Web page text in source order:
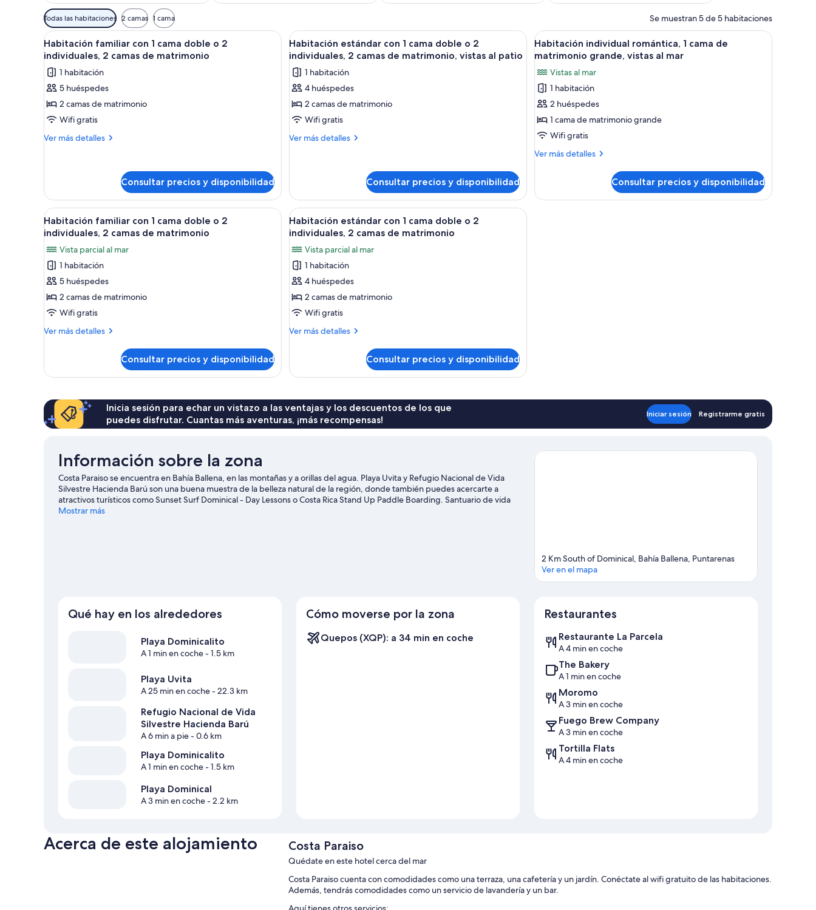
Filtros
disponibles
para
las
habitaciones
Todas las habitaciones 2 camas 1 cama Se muestran 5 de 5 habitaciones
Abrir
todas
las
fotos
de
Habitación
familiar
con
o
individuales,
2
camas
de
matrimonio
Habitación familiar con 1 cama doble o 2 individuales, 2 camas de matrimonio | Caja fuerte, camas supletorias, wifi gratis y decoración individual
1
Habitación familiar con 1 cama doble o 2
individuales, 2 camas de matrimonio
1 habitación
5 huéspedes
2 camas de matrimonio
Wifi gratis
Ver más detalles
Más
con
cama
doble
o
2
individuales,
2
camas
matrimonio
Consultar precios y disponibilidad
Abrir
todas
las
fotos
de
Habitación
estándar
con
o
individuales,
2
camas
de
matrimonio,
vistas
al
patio
Habitación estándar con 1 cama doble o 2 individuales, 2 camas de matrimonio, vistas al patio | Caja fuerte,
1
Habitación estándar con 1 cama doble o 2
individuales, 2 camas de matrimonio, vistas al patio
1 habitación
4 huéspedes
2 camas de matrimonio
Wifi gratis
Ver más detalles
Más
con
cama
doble
o
2
individuales,
2
camas
matrimonio,
vistas
patio
Consultar precios y disponibilidad
Abrir
todas
fotos
de
Habitación
individual
romántica,
1
matrimonio
grande,
Habitación individual romántica, 1 cama de
1
Habitación individual romántica, 1 cama de
matrimonio grande, vistas al mar
Vistas al mar
1 habitación
2 huéspedes
1 cama de matrimonio grande
Wifi gratis
Ver más detalles
Más
individual
Consultar precios y disponibilidad
Abrir
todas
fotos
de
Habitación
familiar
con
1
o
2
camas
matrimonio
Habitación familiar con 1 cama doble o 2 individuales, 2 camas de matrimonio | Caja fuerte, camas supletorias, wifi gratis y decoración individual
1
Habitación familiar con 1 cama doble o 2
individuales, 2 camas de matrimonio
Vista parcial al mar
1 habitación
5 huéspedes
2 camas de matrimonio
Wifi gratis
Ver más detalles
Más
familiar
cama
doble
o
camas
matrimonio
Consultar precios y disponibilidad
Abrir
todas
fotos
de
Habitación
estándar
con
1
o
2
camas
Habitación estándar con 1 cama doble o 2 individuales, 2 camas de matrimonio | Caja fuerte, camas supletorias,
1
Habitación estándar con 1 cama doble o 2
individuales, 2 camas de matrimonio
Vista parcial al mar
1 habitación
4 huéspedes
2 camas de matrimonio
Wifi gratis
Ver más detalles
Más
estándar
cama
doble
o
camas
de
matrimonio
Consultar precios y disponibilidad
Inicia sesión para echar un vistazo a las ventajas y los descuentos de los que
puedes disfrutar. Cuantas más aventuras, ¡más recompensas!
Iniciar sesión Registrarme gratis
Información sobre la zona
Costa Paraiso se encuentra en Bahía Ballena, en las montañas y a orillas del agua. Playa Uvita y Refugio Nacional de Vida
Silvestre Hacienda Barú son una buena muestra de la belleza natural de la región, donde también puedes acercarte a
atractivos turísticos como Sunset Surf Dominical - Day Lessons o Costa Rica Stand Up Paddle Boarding. Santuario de vida
salvaje de Alturas y Parque Reptilandia también merecen la pena. Descubre todo lo que esta zona tiene que ofrecer de la
Mostrar más
2 Km South of Dominical, Bahía Ballena, Puntarenas
Ver en el mapa
Qué hay en los alrededores
Playa Dominicalito
A 1 min en coche- 1.5 km
Playa Uvita
A 25 min en coche- 22.3 km
Refugio Nacional de Vida
Silvestre Hacienda Barú
A 6 min a pie- 0.6 km
Playa Dominicalito
A 1 min en coche- 1.5 km
Playa Dominical
A 3 min en coche- 2.2 km
Cómo moverse por la zona
Quepos (XQP): a 34 min en coche
Restaurantes
Restaurante La Parcela
A 4 min en coche
The Bakery
A 1 min en coche
Moromo
A 3 min en coche
Fuego Brew Company
A 3 min en coche
Tortilla Flats
A 4 min en coche
Acerca de este alojamiento Costa Paraiso
Quédate en este hotel cerca del mar
Costa Paraiso cuenta con comodidades como una terraza, una cafetería y un jardín. Conéctate al wifi gratuito de las habitaciones.
Además, tendrás comodidades como un servicio de lavandería y un bar.